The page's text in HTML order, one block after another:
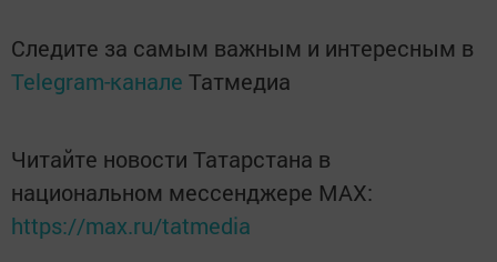
Следите за самым важным и интересным в
Telegram-канале Татмедиа
Читайте новости Татарстана в
национальном мессенджере MАХ:
https://max.ru/tatmedia